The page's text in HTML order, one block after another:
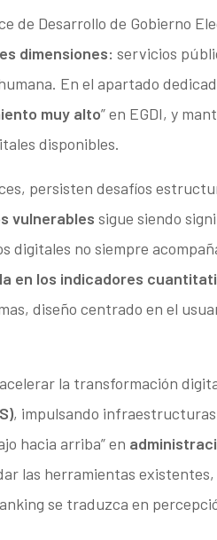
de Desarrollo de Gobierno
dimensiones: servicios
En el apartado
muy alto” en EGDI, y
disponibles.
persisten desafíos
vulnerables sigue siendo
digitales no siempre
en los indicadores
diseño centrado en el
la transformación
, impulsando
hacia arriba” en
las herramientas
se traduzca en